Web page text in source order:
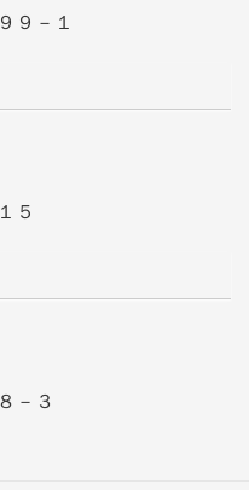
９－１
５
－３